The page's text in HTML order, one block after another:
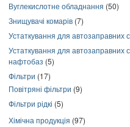
Вуглекислотне обладнання (50)
Знищувачі комарів (7)
Устаткування для автозаправних
Устаткування для автозаправних
нафтобаз (5)
Фільтри (17)
Повітряні фільтри (9)
Фільтри рідкі (5)
Хімічна продукція (97)